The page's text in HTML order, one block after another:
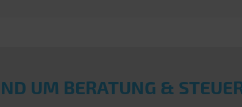
UM BERATUNG &